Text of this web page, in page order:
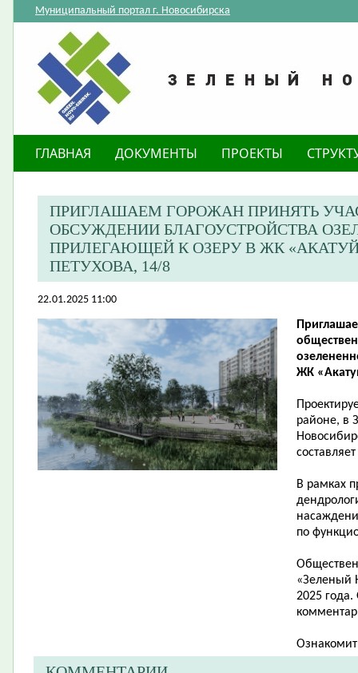
Муниципальный портал г. Новосибирска
ГЛАВНАЯ ДОКУМЕНТЫ ПРОЕКТЫ
ПРИГЛАШАЕМ ГОРОЖАН ПРИНЯТЬ
ОБСУЖДЕНИИ БЛАГОУСТРОЙСТВА
ПРИЛЕГАЮЩЕЙ К ОЗЕРУ В ЖК
ПЕТУХОВА, 14/8
22.01.2025 11:00
ЖК
районе, в
В рамках
по
«Зеленый
2025